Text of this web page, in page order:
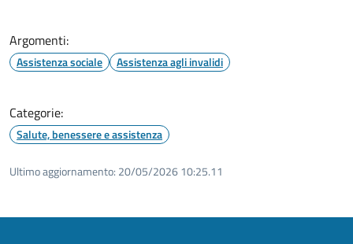
Argomenti:
Assistenza sociale Assistenza agli invalidi
Categorie:
Salute, benessere e assistenza
Ultimo aggiornamento: 20/05/2026 10:25.11